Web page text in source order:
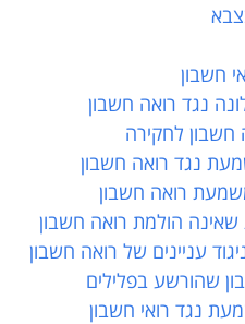
נגד רואה חשבון
לחקירה
נגד רואה חשבון
רואה חשבון
הולמת רואה חשבון
עניינים של רואה חשבון
שהורשע בפלילים
נגד רואי חשבון